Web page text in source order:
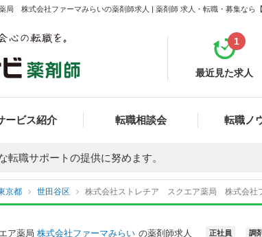
株式会社ファーマみらいの薬剤師求人 | 薬剤師 求人・転職・募集なら【
最近見た求人
1
ービス紹介 転職相談会 転職ノ
転職サポートの提供に努めます。
京都 世田谷区 株式会社ストレチア スクエア薬局 株式会社
ア薬局 株式会社ファーマみらい の薬剤師求人 正社員 調